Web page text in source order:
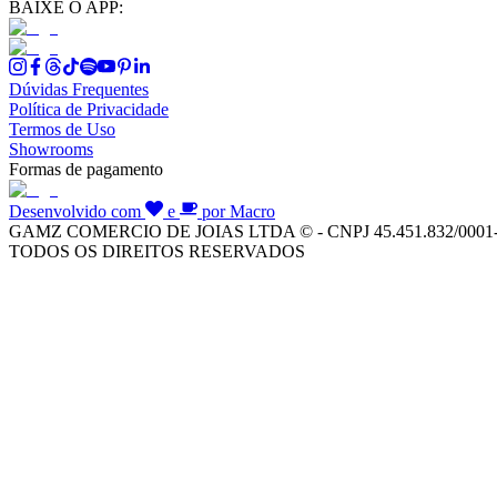
BAIXE O APP:
Dúvidas Frequentes
Política de Privacidade
Termos de Uso
Showrooms
Formas de pagamento
Desenvolvido com e
por Macro
GAMZ COMERCIO DE JOIAS LTDA © - CNPJ 45.451.832/
TODOS OS DIREITOS RESERVADOS